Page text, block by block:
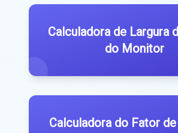
Calculadora de Largura
do Monitor
Calculadora do Fator